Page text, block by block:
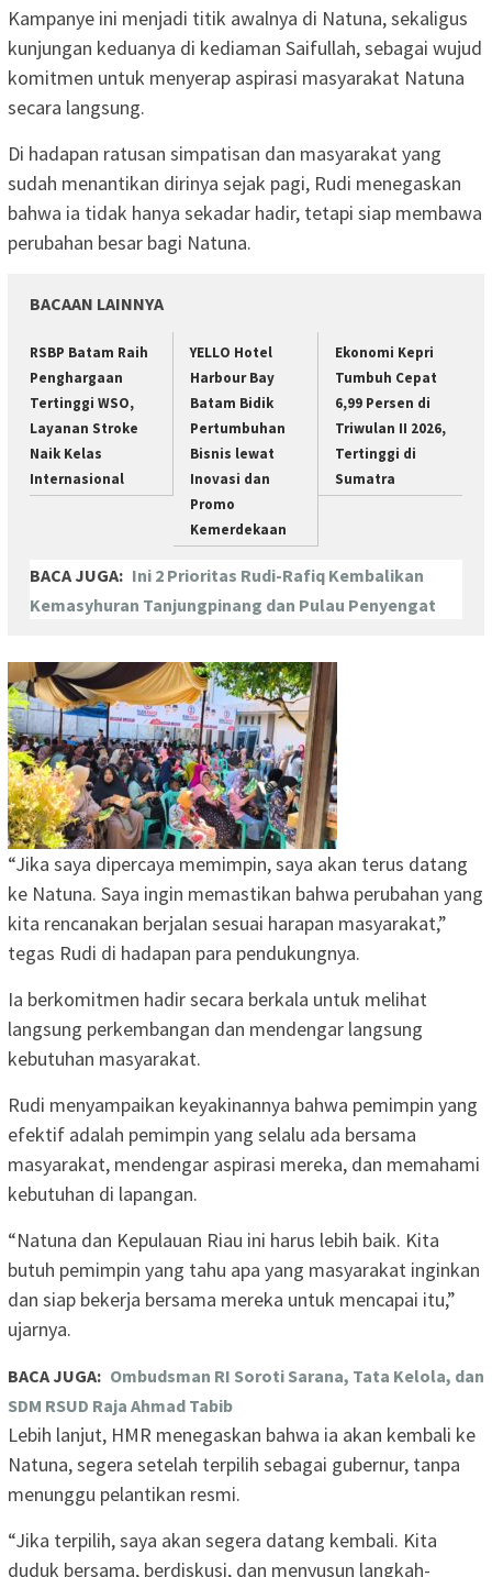
Kampanye ini menjadi titik awalnya di Natuna, sekaligus
kunjungan keduanya di kediaman Saifullah, sebagai wujud
komitmen untuk menyerap aspirasi masyarakat Natuna
secara langsung.
Di hadapan ratusan simpatisan dan masyarakat yang
sudah menantikan dirinya sejak pagi, Rudi menegaskan
bahwa ia tidak hanya sekadar hadir, tetapi siap membawa
perubahan besar bagi Natuna.
BACAAN LAINNYA
RSBP Batam Raih
Penghargaan
Tertinggi WSO,
Layanan Stroke
Naik Kelas
Internasional
YELLO Hotel
Harbour Bay
Batam Bidik
Pertumbuhan
Bisnis lewat
Inovasi dan
Promo
Kemerdekaan
Ekonomi Kepri
Tumbuh Cepat
6,99 Persen di
Triwulan II 2026,
Tertinggi di
Sumatra
BACA JUGA: Ini 2 Prioritas Rudi-Rafiq Kembalikan
Kemasyhuran Tanjungpinang dan Pulau Penyengat
“Jika saya dipercaya memimpin, saya akan terus datang
ke Natuna. Saya ingin memastikan bahwa perubahan yang
kita rencanakan berjalan sesuai harapan masyarakat,”
tegas Rudi di hadapan para pendukungnya.
Ia berkomitmen hadir secara berkala untuk melihat
langsung perkembangan dan mendengar langsung
kebutuhan masyarakat.
Rudi menyampaikan keyakinannya bahwa pemimpin yang
efektif adalah pemimpin yang selalu ada bersama
masyarakat, mendengar aspirasi mereka, dan memahami
kebutuhan di lapangan.
“Natuna dan Kepulauan Riau ini harus lebih baik. Kita
butuh pemimpin yang tahu apa yang masyarakat inginkan
dan siap bekerja bersama mereka untuk mencapai itu,”
ujarnya.
BACA JUGA: Ombudsman RI Soroti Sarana, Tata Kelola, dan
SDM RSUD Raja Ahmad Tabib
Lebih lanjut, HMR menegaskan bahwa ia akan kembali ke
Natuna, segera setelah terpilih sebagai gubernur, tanpa
menunggu pelantikan resmi.
“Jika terpilih, saya akan segera datang kembali. Kita
duduk bersama, berdiskusi, dan menyusun langkah-